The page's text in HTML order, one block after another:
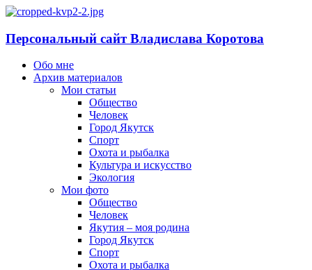
Персональный сайт Владислава Коротова
Обо мне
Архив материалов
Мои статьи
Общество
Человек
Город Якутск
Спорт
Охота и рыбалка
Культура и искусство
Экология
Мои фото
Общество
Человек
Якутия – моя родина
Город Якутск
Спорт
Охота и рыбалка